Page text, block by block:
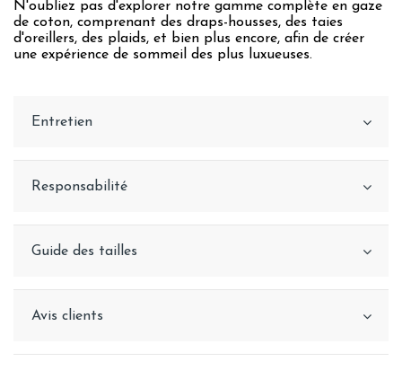
N'oubliez pas d'explorer notre gamme complète en gaze
de coton, comprenant des draps-housses, des taies
d'oreillers, des plaids, et bien plus encore, afin de créer
une expérience de sommeil des plus luxueuses.
Entretien
Responsabilité
Guide des tailles
Avis clients